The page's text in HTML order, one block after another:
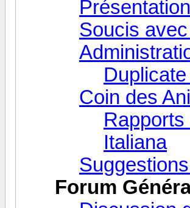
Soucis
Coin des
Italiana
Forum